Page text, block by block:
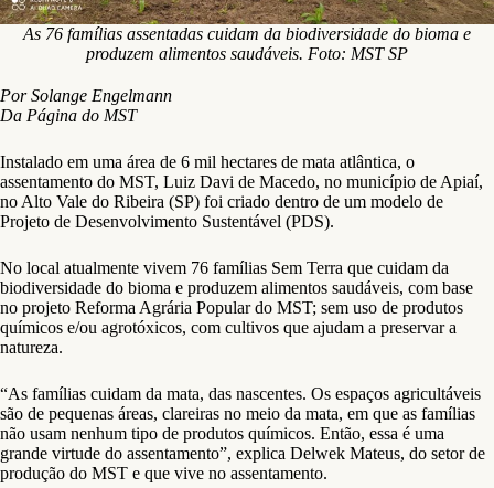
As 76 famílias assentadas cuidam da biodiversidade do bioma e
produzem alimentos saudáveis. Foto: MST SP
Por Solange Engelmann
Da Página do MST
Instalado em uma área de 6 mil hectares de mata atlântica, o
assentamento do MST, Luiz Davi de Macedo, no município de Apiaí,
no Alto Vale do Ribeira (SP) foi criado dentro de um modelo de
Projeto de Desenvolvimento Sustentável (PDS).
No local atualmente vivem 76 famílias Sem Terra que cuidam da
biodiversidade do bioma e produzem alimentos saudáveis, com base
no projeto Reforma Agrária Popular do MST; sem uso de produtos
químicos e/ou agrotóxicos, com cultivos que ajudam a preservar a
natureza.
“As famílias cuidam da mata, das nascentes. Os espaços agricultáveis
são de pequenas áreas, clareiras no meio da mata, em que as famílias
não usam nenhum tipo de produtos químicos. Então, essa é uma
grande virtude do assentamento”, explica Delwek Mateus, do setor de
produção do MST e que vive no assentamento.